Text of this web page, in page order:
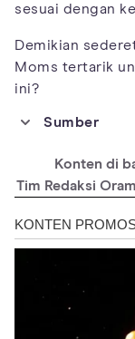
sesuai dengan
Demikian
Moms tertarik
ini?
Sumber
https://
you
brown-rice-
https://
Konten di
Tim Redaksi